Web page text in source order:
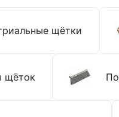
щётки
щёток